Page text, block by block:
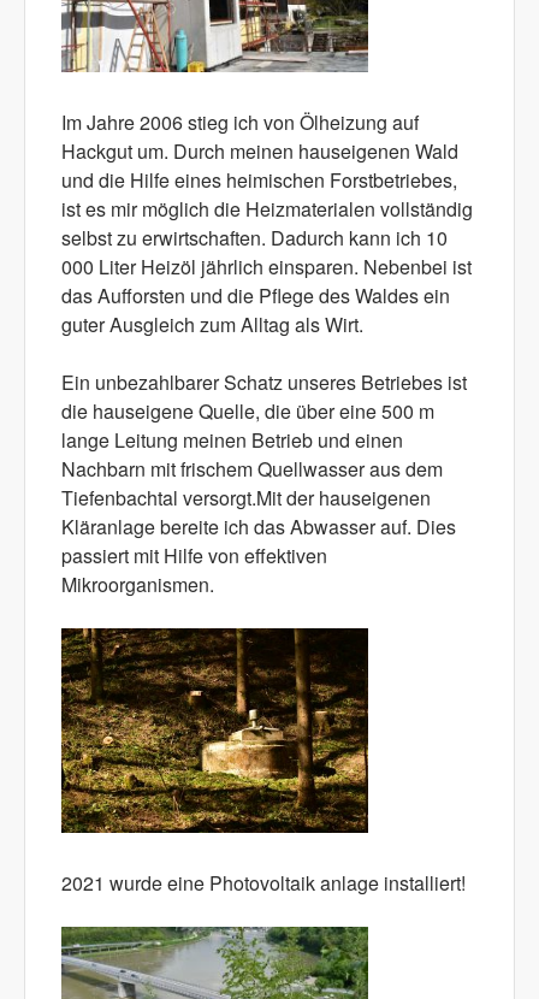
Im Jahre 2006 stieg ich von Ölheizung auf
Hackgut um. Durch meinen hauseigenen Wald
und die Hilfe eines heimischen Forstbetriebes,
ist es mir möglich die Heizmaterialen vollständig
selbst zu erwirtschaften. Dadurch kann ich 10
000 Liter Heizöl jährlich einsparen. Nebenbei ist
das Aufforsten und die Pflege des Waldes ein
guter Ausgleich zum Alltag als Wirt.
Ein unbezahlbarer Schatz unseres Betriebes ist
die hauseigene Quelle, die über eine 500 m
lange Leitung meinen Betrieb und einen
Nachbarn mit frischem Quellwasser aus dem
Tiefenbachtal versorgt.Mit der hauseigenen
Kläranlage bereite ich das Abwasser auf. Dies
passiert mit Hilfe von effektiven
Mikroorganismen.
2021 wurde eine Photovoltaik anlage installiert!